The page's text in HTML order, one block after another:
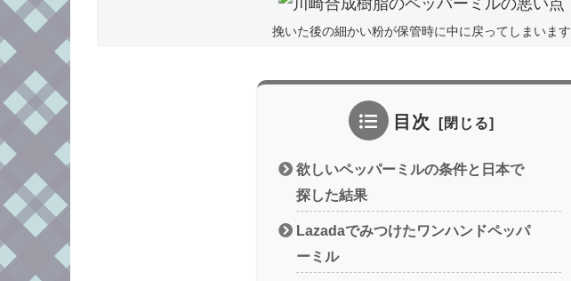
挽いた後の細かい粉が保管時に中に戻ってしまいます
目次
欲しいペッパーミルの条件と日本で
探した結果
Lazadaでみつけたワンハンドペッパ
ーミル